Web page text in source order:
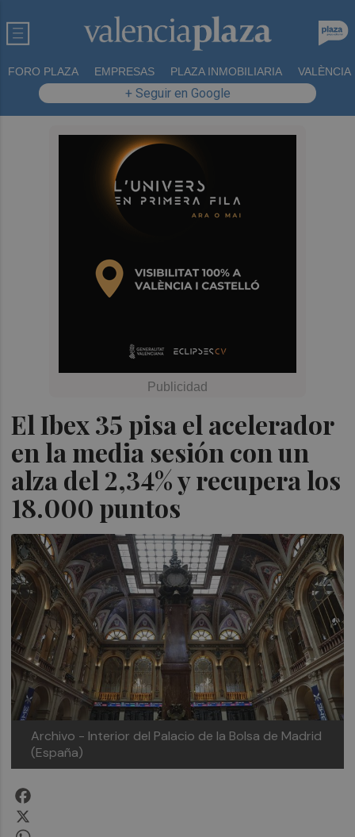
FORO PLAZA EMPRESAS PLAZA INMOBILIARIA VALÈNCIA
+ Seguir en Google
El Ibex 35 pisa el acelerador
en la media sesión con un
alza del 2,34% y recupera los
18.000 puntos
Archivo - Interior del Palacio de la Bolsa de Madrid
(España)